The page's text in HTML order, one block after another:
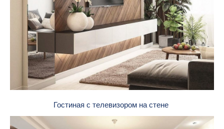
Гостиная с телевизором на стене